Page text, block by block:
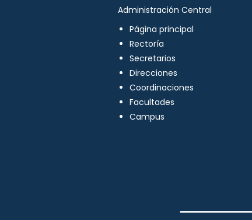
Administración Central
Página principal
Rectoría
Secretarios
Direcciones
Coordinaciones
Facultades
Campus